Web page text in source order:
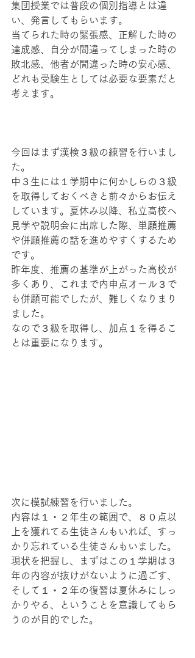
集団授業では普段の個別指導とは違
い、発言してもらいます。
当てられた時の緊張感、正解した時の
達成感、自分が間違ってしまった時の
敗北感、他者が間違った時の安心感、
どれも受験生としては必要な要素だと
考えます。
今回はまず漢検３級の練習を行いまし
た。
中３生には１学期中に何かしらの３級
を取得しておくべきと前々からお伝え
しています。夏休み以降、私立高校へ
見学や説明会に出席した際、単願推薦
や併願推薦の話を進めやすくするため
です。
昨年度、推薦の基準が上がった高校が
多くあり、これまで内申点オール３で
も併願可能でしたが、難しくなりまり
ました。
なので３級を取得し、加点１を得るこ
とは重要になります。
次に模試練習を行いました。
内容は１・２年生の範囲で、８０点以
上を獲れてる生徒さんもいれば、すっ
かり忘れている生徒さんもいました。
現状を把握し、まずはこの１学期は３
年の内容が抜けがないように過ごす、
そして１・２年の復習は夏休みにしっ
かりやる、ということを意識してもら
うのが目的でした。